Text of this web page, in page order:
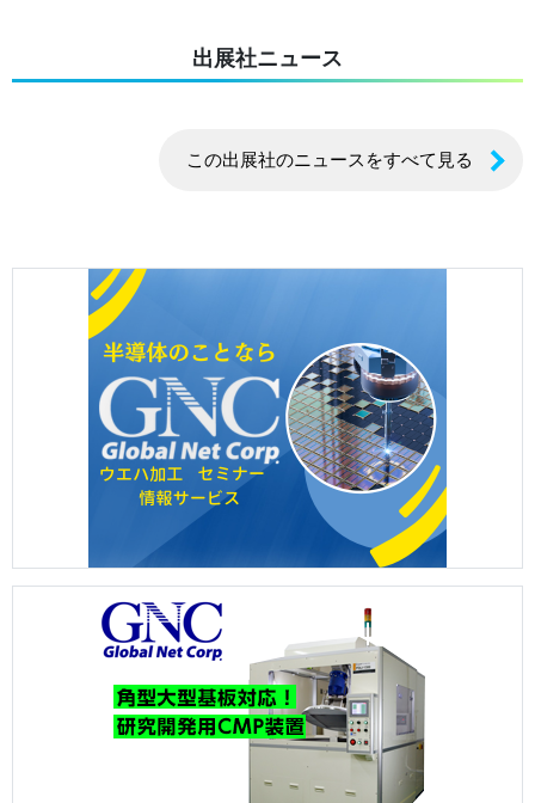
出展社ニュース
この出展社のニュースをすべて見る